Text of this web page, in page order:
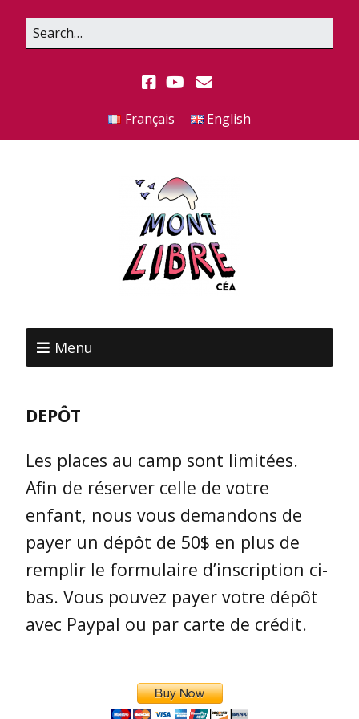
Français English
Menu
DEPÔT
Les places au camp sont limitées.
Afin de réserver celle de votre
enfant, nous vous demandons de
payer un dépôt de 50$ en plus de
remplir le formulaire d’inscription ci-
bas. Vous pouvez payer votre dépôt
avec Paypal ou par carte de crédit.